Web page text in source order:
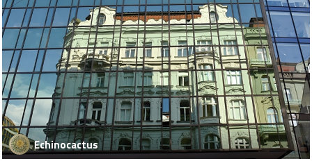
Echinocactus